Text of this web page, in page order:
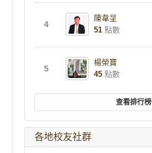
4
陳韋呈
51 點數
5
楊榮寶
45 點數
查看排行榜
各地校友社群